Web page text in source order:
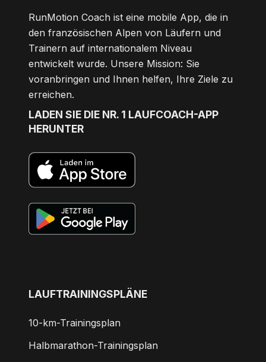
RunMotion Coach ist eine mobile App, die in
den französischen Alpen von Läufern und
Trainern auf internationalem Niveau
entwickelt wurde. Unsere Mission: Sie
voranbringen und Ihnen helfen, Ihre Ziele zu
erreichen.
LADEN SIE DIE NR. 1 LAUFCOACH-APP
HERUNTER
LAUFTRAININGSPLÄNE
10-km-Trainingsplan
Halbmarathon-Trainingsplan